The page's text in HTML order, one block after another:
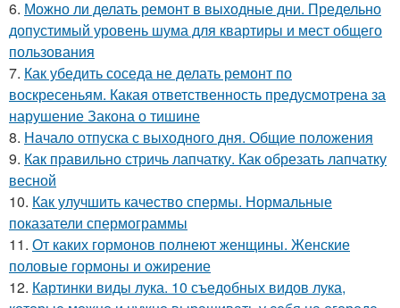
6. Можно ли делать ремонт в выходные дни. Предельно
допустимый уровень шума для квартиры и мест общего
пользования
7. Как убедить соседа не делать ремонт по
воскресеньям. Какая ответственность предусмотрена за
нарушение Закона о тишине
8. Начало отпуска с выходного дня. Общие положения
9. Как правильно стричь лапчатку. Как обрезать лапчатку
весной
10. Как улучшить качество спермы. Нормальные
показатели спермограммы
11. От каких гормонов полнеют женщины. Женские
половые гормоны и ожирение
12. Картинки виды лука. 10 съедобных видов лука,